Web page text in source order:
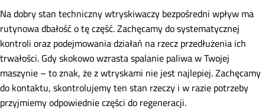
Na dobry stan techniczny wtryskiwaczy bezpośredni wpływ ma
rutynowa dbałość o tę część. Zachęcamy do systematycznej
kontroli oraz podejmowania działań na rzecz przedłużenia ich
trwałości. Gdy skokowo wzrasta spalanie paliwa w Twojej
maszynie – to znak, że z wtryskami nie jest najlepiej. Zachęcamy
do kontaktu, skontrolujemy ten stan rzeczy i w razie potrzeby
przyjmiemy odpowiednie części do regeneracji.